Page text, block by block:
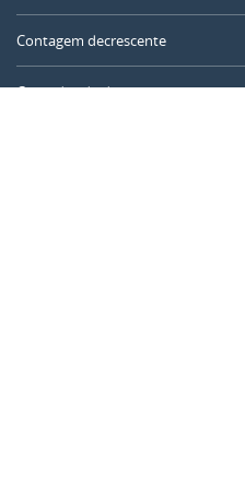
Contagem decrescente
Contador de dias